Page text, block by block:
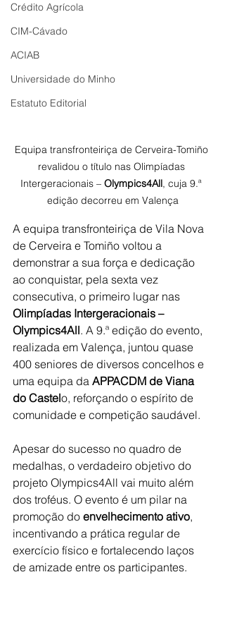
Crédito Agrícola
CIM-Cávado
ACIAB
Universidade do Minho
Estatuto Editorial
Equipa transfronteiriça de Cerveira-Tomiño
revalidou o título nas Olimpíadas
Intergeracionais – Olympics4All, cuja 9.ª
edição decorreu em Valença
A equipa transfronteiriça de Vila Nova
de Cerveira e Tomiño voltou a
demonstrar a sua força e dedicação
ao conquistar, pela sexta vez
consecutiva, o primeiro lugar nas
Olimpíadas Intergeracionais –
Olympics4All. A 9.ª edição do evento,
realizada em Valença, juntou quase
400 seniores de diversos concelhos e
uma equipa da APPACDM de Viana
do Castelo, reforçando o espírito de
comunidade e competição saudável.
Apesar do sucesso no quadro de
medalhas, o verdadeiro objetivo do
projeto Olympics4All vai muito além
dos troféus. O evento é um pilar na
promoção do envelhecimento ativo,
incentivando a prática regular de
exercício físico e fortalecendo laços
de amizade entre os participantes.